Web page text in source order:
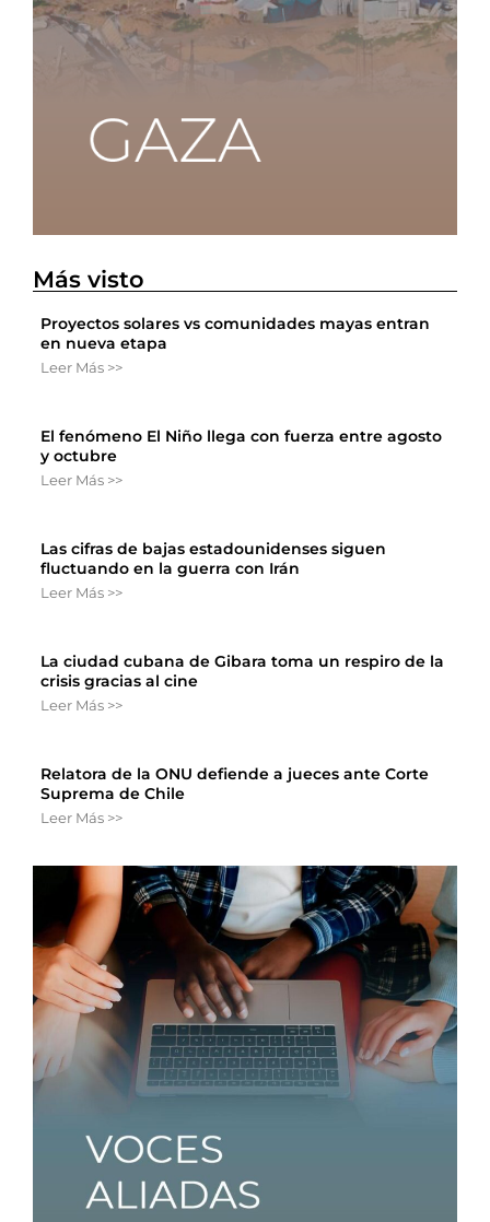
Más visto
Proyectos solares vs comunidades mayas entran
en nueva etapa
Leer Más >>
El fenómeno El Niño llega con fuerza entre agosto
y octubre
Leer Más >>
Las cifras de bajas estadounidenses siguen
fluctuando en la guerra con Irán
Leer Más >>
La ciudad cubana de Gibara toma un respiro de la
crisis gracias al cine
Leer Más >>
Relatora de la ONU defiende a jueces ante Corte
Suprema de Chile
Leer Más >>